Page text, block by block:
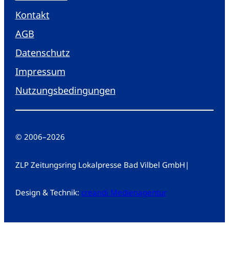
Kontakt
AGB
Datenschutz
Impressum
Nutzungsbedingungen
© 2006–2026
ZLP Zeitungsring Lokalpresse Bad Vilbel GmbH |
Design & Technik: creandi Medienagentur